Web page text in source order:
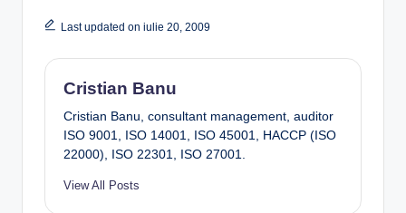
Last updated on iulie 20, 2009
Cristian Banu
Cristian Banu, consultant management, auditor
ISO 9001, ISO 14001, ISO 45001, HACCP (ISO
22000), ISO 22301, ISO 27001.
View All Posts